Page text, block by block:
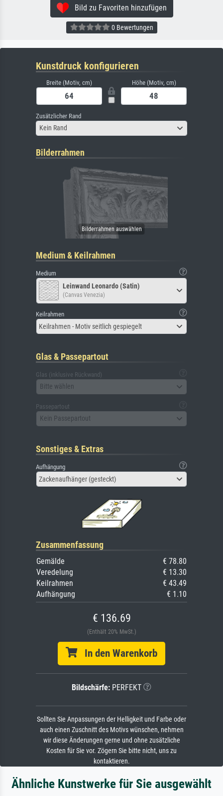
Bild zu Favoriten hinzufügen
0 Bewertungen
Kunstdruck konfigurieren
Breite (Motiv, cm) Höhe (Motiv, cm)
Zusätzlicher Rand
Kein Rand
Bilderrahmen
Medium & Keilrahmen
Medium
Leinwand Leonardo (Satin)
(Canvas Venezia)
Keilrahmen
Keilrahmen - Motiv seitlich gespiegelt
Glas & Passepartout
Glas (inklusive Rückwand)
Bitte wählen
Passepartout
Kein Passepartout
Sonstiges & Extras
Aufhängung
Zackenaufhänger (gesteckt)
Zusammenfassung
Gemälde
€ 78.80
Veredelung
€ 13.30
Keilrahmen
€ 43.49
Aufhängung
€ 1.10
€ 136.69
(Enthält 20% MwSt.)
In den Warenkorb
Bildschärfe: PERFEKT
Sollten Sie Anpassungen der Helligkeit und Farbe oder
auch einen Zuschnitt des Motivs wünschen, nehmen
wir diese Änderungen gerne und ohne zusätzliche
Kosten für Sie vor. Zögern Sie bitte nicht, uns zu
kontaktieren.
Ähnliche Kunstwerke für Sie ausgewählt